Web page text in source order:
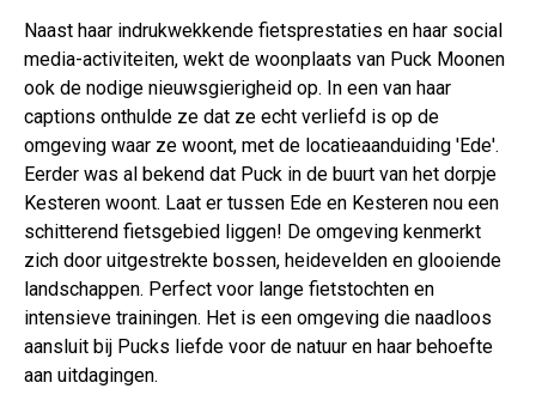
Naast haar indrukwekkende fietsprestaties en haar social
media-activiteiten, wekt de woonplaats van Puck Moonen
ook de nodige nieuwsgierigheid op. In een van haar
captions onthulde ze dat ze echt verliefd is op de
omgeving waar ze woont, met de locatieaanduiding 'Ede'.
Eerder was al bekend dat Puck in de buurt van het dorpje
Kesteren woont. Laat er tussen Ede en Kesteren nou een
schitterend fietsgebied liggen! De omgeving kenmerkt
zich door uitgestrekte bossen, heidevelden en glooiende
landschappen. Perfect voor lange fietstochten en
intensieve trainingen. Het is een omgeving die naadloos
aansluit bij Pucks liefde voor de natuur en haar behoefte
aan uitdagingen.